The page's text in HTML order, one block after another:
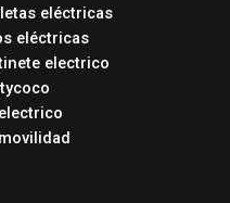
eléctricas
eléctricas
electrico